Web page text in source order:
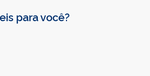
para você?